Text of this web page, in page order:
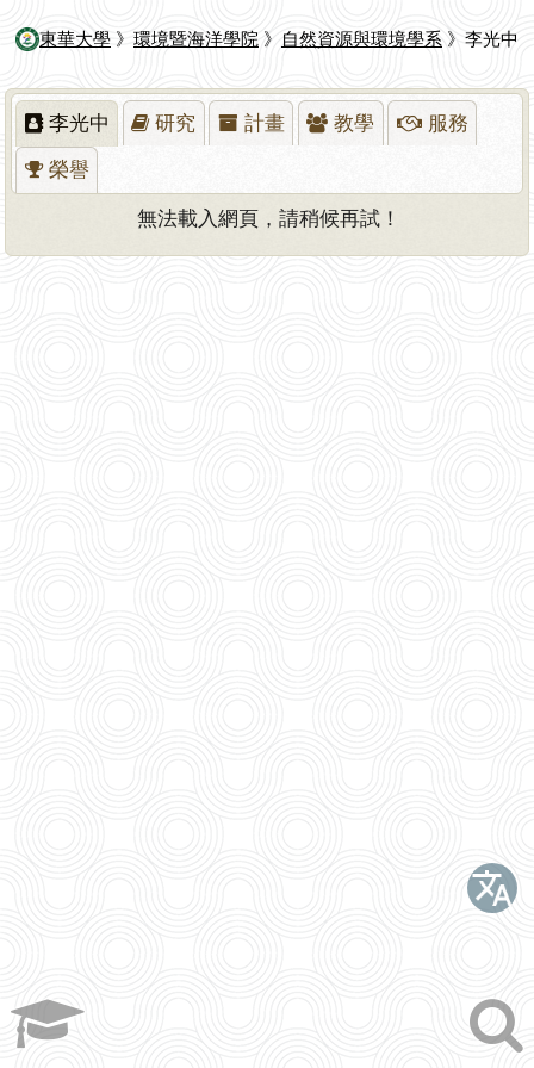
東華大學 》 環境暨海洋學院 》 自然資源與環境學系 》李光中
李光中 研究 計畫 教學 服務
榮譽
無法載入網頁，請稍候再試！